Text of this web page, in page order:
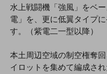
水上戦闘機「強風」をベ
電」を、更に低翼タイプ
す。（紫電二一型以降）
本土周辺空域の制空権奪
イロットを集めて編成さ